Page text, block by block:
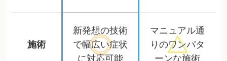
施術
新発想の技術
で幅広い症状
に対応可能
マニュアル通
りのワンパタ
ーンな施術